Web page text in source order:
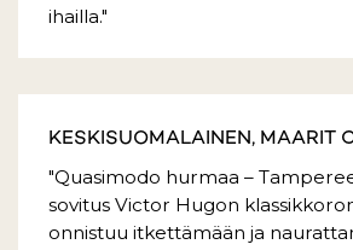
ihailla."
KESKISUOMALAINEN, MAARIT
"Quasimodo hurmaa –
sovitus Victor Hugon
onnistuu itkettämään ja